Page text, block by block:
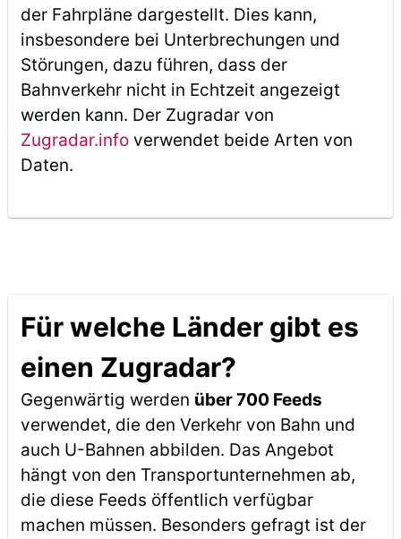
der Fahrpläne dargestellt. Dies kann,
insbesondere bei Unterbrechungen und
Störungen, dazu führen, dass der
Bahnverkehr nicht in Echtzeit angezeigt
werden kann. Der Zugradar von
Zugradar.infoverwendet beide Arten von
Daten.
Für welche Länder gibt es
einen Zugradar?
Gegenwärtig werden über 700 Feeds
verwendet, die den Verkehr von Bahn und
auch U-Bahnen abbilden. Das Angebot
hängt von den Transportunternehmen ab,
die diese Feeds öffentlich verfügbar
machen müssen. Besonders gefragt ist der